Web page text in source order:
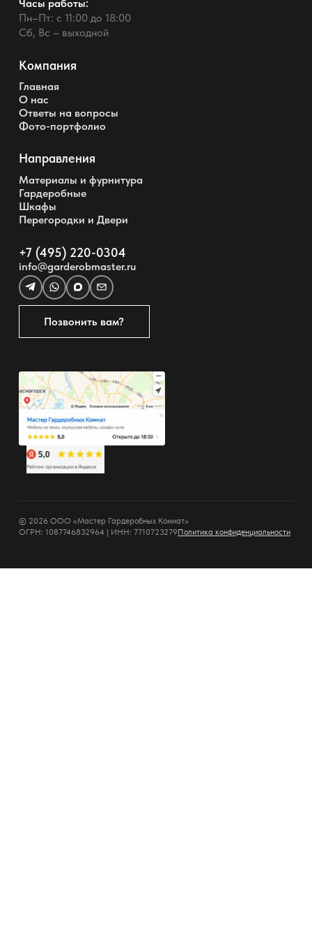
Часы работы:
Пн–Пт: с 11:00 до 18:00
Сб, Вс – выходной
Компания
Главная
О нас
Ответы на вопросы
Фото-портфолио
Направления
Материалы и фурнитура
Гардеробные
Шкафы
Перегородки и Двери
+7 (495) 220-0304
info@garderobmaster.ru
Позвонить вам?
© 2026 ООО «Мастер Гардеробных Комнат»
ОГРН: 1087746832964 | ИНН: 7710723279Политика конфиденциальности